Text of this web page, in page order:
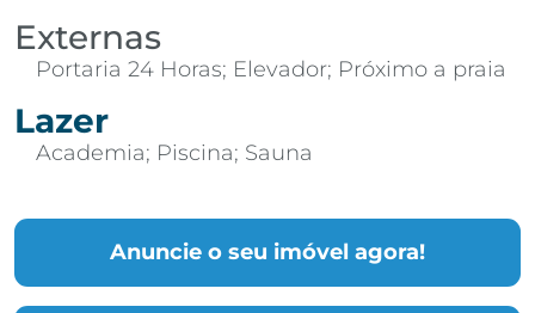
Anuncie o seu imóvel agora!
Externas
Portaria 24 Horas; Elevador; Próximo a praia
Lazer
Academia; Piscina; Sauna